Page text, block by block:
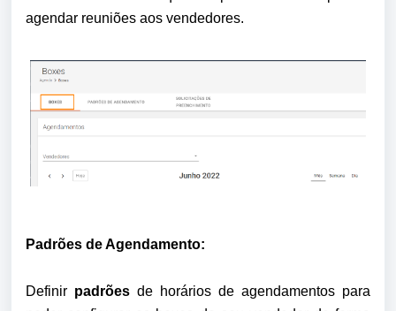
agendar reuniões aos vendedores.
Padrões de Agendamento:
Definir padrões de horários de agendamentos para